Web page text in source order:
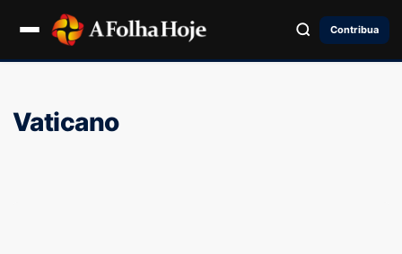
Contribua
Vaticano